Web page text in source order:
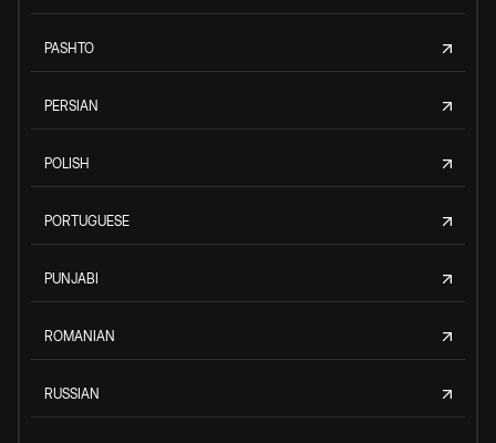
PASHTO
PERSIAN
POLISH
PORTUGUESE
PUNJABI
ROMANIAN
RUSSIAN